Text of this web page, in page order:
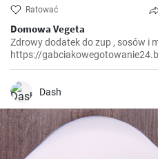
Ratować
Domowa Vegeta
Zdrowy dodatek do zup , sosów i
https://
vegeta.html
Dash